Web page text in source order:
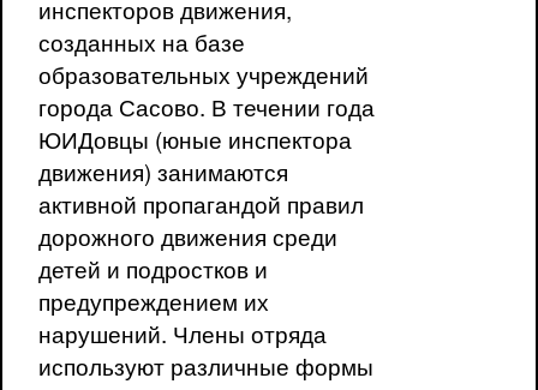
инспекторов движения,
созданных на базе
образовательных учреждений
города Сасово. В течении года
ЮИДовцы (юные инспектора
движения) занимаются
активной пропагандой правил
дорожного движения среди
детей и подростков и
предупреждением их
нарушений. Члены отряда
используют различные формы